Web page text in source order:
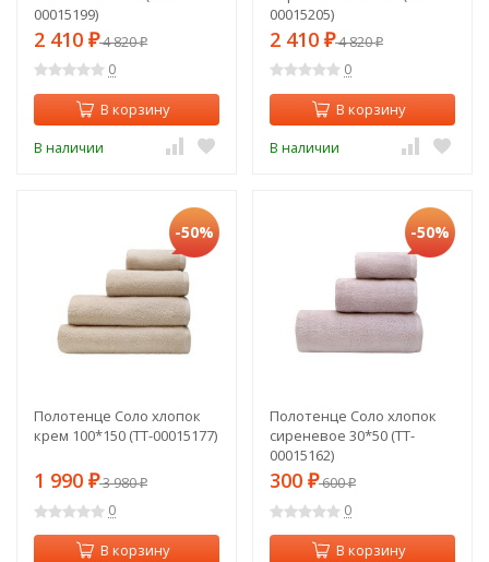
00015199)
2 410 ₽4 820₽
0
В корзину
В наличии
00015205)
2 410 ₽4 820₽
0
В корзину
В наличии
-50%
Полотенце Соло хлопок
крем 100*150 (TT-00015177)
1 990 ₽3 980₽
0
В корзину
-50%
Полотенце Соло хлопок
сиреневое 30*50 (TT-
00015162)
300 ₽600₽
0
В корзину